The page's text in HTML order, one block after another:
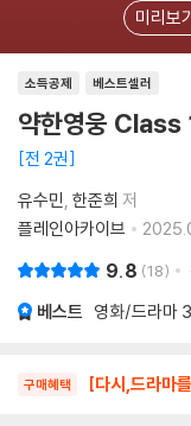
미리보
소득공제 베스트셀러
약한영웅 Class
전 2권
유수민 한준희 저
플레인아카이브
9.8 18
베스트 영화/드라마
구매혜택 [다시,드라마